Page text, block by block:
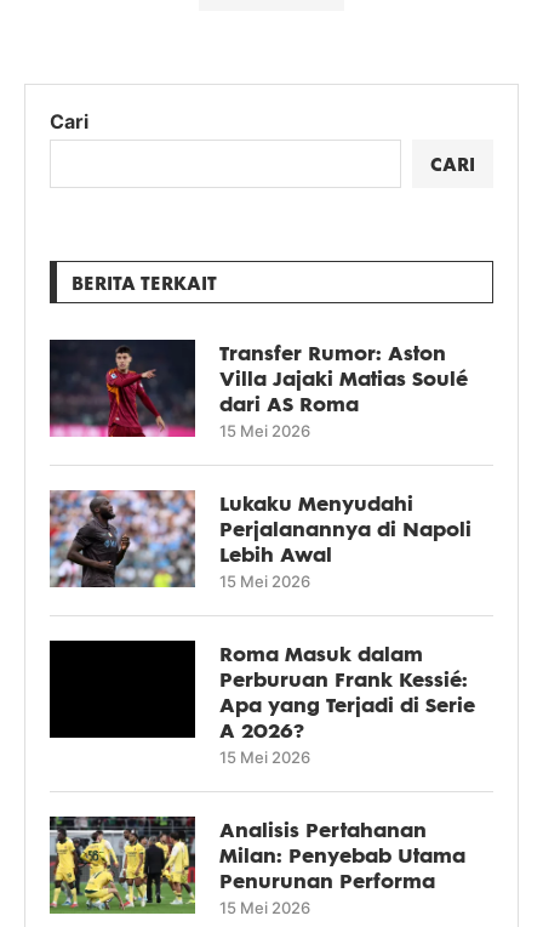
Cari
CARI
BERITA TERKAIT
Transfer Rumor: Aston
Villa Jajaki Matias Soulé
dari AS Roma
15 Mei 2026
Lukaku Menyudahi
Perjalanannya di Napoli
Lebih Awal
15 Mei 2026
Roma Masuk dalam
Perburuan Frank Kessié:
Apa yang Terjadi di Serie
A 2026?
15 Mei 2026
Analisis Pertahanan
Milan: Penyebab Utama
Penurunan Performa
15 Mei 2026